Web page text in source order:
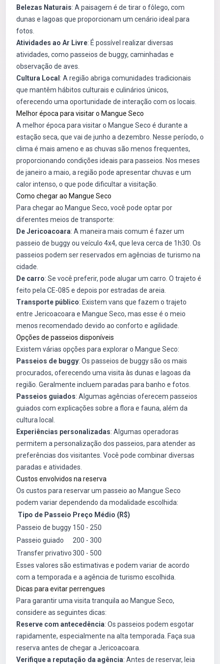
Belezas Naturais: A paisagem é de tirar o fôlego, com
dunas e lagoas que proporcionam um cenário ideal para
fotos.
Atividades ao Ar Livre: É possível realizar diversas
atividades, como passeios de buggy, caminhadas e
observação de aves.
Cultura Local : A região abriga comunidades tradicionais
que mantêm hábitos culturais e culinários únicos,
oferecendo uma oportunidade de interação com os locais.
Melhor época para visitar o Mangue Seco
A melhor época para visitar o Mangue Seco é durante a
estação seca, que vai de junho a dezembro. Nesse período, o
clima é mais ameno e as chuvas são menos frequentes,
proporcionando condições ideais para passeios. Nos meses
de janeiro a maio, a região pode apresentar chuvas e um
calor intenso, o que pode dificultar a visitação.
Como chegar ao Mangue Seco
Para chegar ao Mangue Seco, você pode optar por
diferentes meios de transporte:
De Jericoacoara: A maneira mais comum é fazer um
passeio de buggy ou veículo 4x4, que leva cerca de 1h30. Os
passeios podem ser reservados em agências de turismo na
cidade.
De carro: Se você preferir, pode alugar um carro. O trajeto é
feito pela CE-085 e depois por estradas de areia.
Transporte público: Existem vans que fazem o trajeto
entre Jericoacoara e Mangue Seco, mas esse é o meio
menos recomendado devido ao conforto e agilidade.
Opções de passeios disponíveis
Existem várias opções para explorar o Mangue Seco:
Passeios de buggy: Os passeios de buggy são os mais
procurados, oferecendo uma visita às dunas e lagoas da
região. Geralmente incluem paradas para banho e fotos.
Passeios guiados: Algumas agências oferecem passeios
guiados com explicações sobre a flora e fauna, além da
cultura local.
Experiências personalizadas: Algumas operadoras
permitem a personalização dos passeios, para atender as
preferências dos visitantes. Você pode combinar diversas
paradas e atividades.
Custos envolvidos na reserva
Os custos para reservar um passeio ao Mangue Seco
podem variar dependendo da modalidade escolhida:
Tipo de Passeio Preço Médio (R$)
Passeio de buggy 150 - 250
Passeio guiado
200 - 300
Transfer privativo300 - 500
Esses valores são estimativas e podem variar de acordo
com a temporada e a agência de turismo escolhida.
Dicas para evitar perrengues
Para garantir uma visita tranquila ao Mangue Seco,
considere as seguintes dicas:
Reserve com antecedência: Os passeios podem esgotar
rapidamente, especialmente na alta temporada. Faça sua
reserva antes de chegar a Jericoacoara.
Verifique a reputação da agência: Antes de reservar, leia